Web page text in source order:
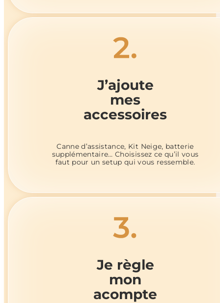
J’ajoute
mes
accessoires
Canne d’assistance, Kit Neige, batterie
supplémentaire… Choisissez ce qu’il vous
faut pour un setup qui vous ressemble.
Je règle
mon
acompte